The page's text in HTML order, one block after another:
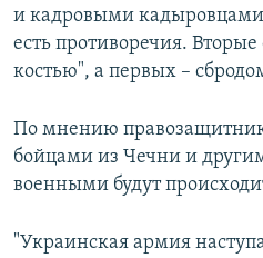
и кадровыми
есть противоречия.
костью", а первых –
По мнению
бойцами из Чечни и
военными будут
"Украинская армия